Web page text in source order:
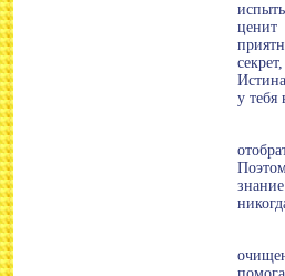
ценит
у тебя